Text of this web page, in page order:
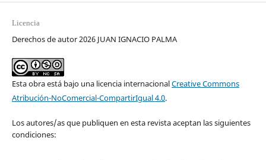
Licencia
Derechos de autor 2026 JUAN IGNACIO PALMA
Esta obra está bajo una licencia internacionalCreative Commons
Atribución-NoComercial-CompartirIgual 4.0.
Los autores/as que publiquen en esta revista aceptan las siguientes
condiciones: